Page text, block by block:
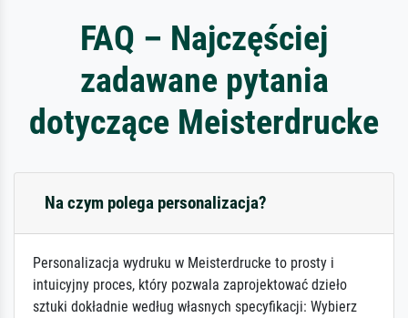
FAQ – Najczęściej
zadawane pytania
dotyczące Meisterdrucke
Na czym polega personalizacja?
Personalizacja wydruku w Meisterdrucke to prosty i
intuicyjny proces, który pozwala zaprojektować dzieło
sztuki dokładnie według własnych specyfikacji: Wybierz